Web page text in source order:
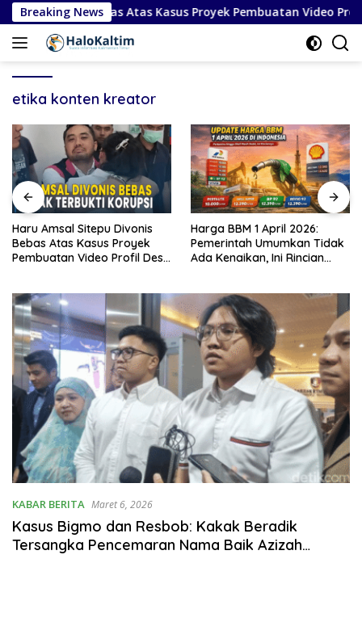
Langsung
ke
konten
Breaking News
Divonis Bebas Atas Kasus Proyek Pembuatan Video Profil
etika konten kreator
Haru Amsal Sitepu Divonis
Bebas Atas Kasus Proyek
Pembuatan Video Profil Desa
Harga BBM 1 April 2026:
Pemerintah Umumkan Tidak
Ada Kenaikan, Ini Rincian
KABAR BERITA Maret 6, 2026
Kasus Bigmo dan Resbob: Kakak Beradik
Tersangka Pencemaran Nama Baik Azizah